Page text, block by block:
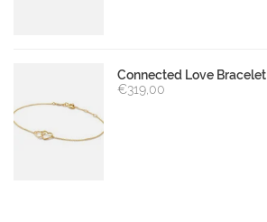
Connected Love Bracelet
€319,00